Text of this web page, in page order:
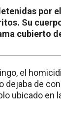
por
Su
cubierto
el
dejaba de
ubicado en